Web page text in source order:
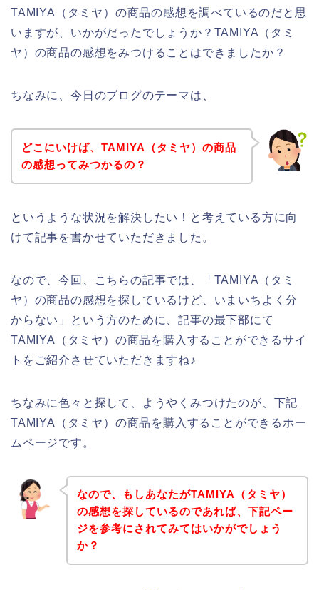
TAMIYA（タミヤ）の商品の感想を調べているのだと思
いますが、いかがだったでしょうか？TAMIYA（タミ
ヤ）の商品の感想をみつけることはできましたか？
ちなみに、今日のブログのテーマは、
どこにいけば、TAMIYA（タミヤ）の商品
の感想ってみつかるの？
というような状況を解決したい！と考えている方に向
けて記事を書かせていただきました。
なので、今回、こちらの記事では、「TAMIYA（タミ
ヤ）の商品の感想を探しているけど、いまいちよく分
からない」という方のために、記事の最下部にて
TAMIYA（タミヤ）の商品を購入することができるサイ
トをご紹介させていただきますね♪
ちなみに色々と探して、ようやくみつけたのが、下記
TAMIYA（タミヤ）の商品を購入することができるホー
ムページです。
なので、もしあなたがTAMIYA（タミヤ）
の感想を探しているのであれば、下記ペー
ジを参考にされてみてはいかがでしょう
か？